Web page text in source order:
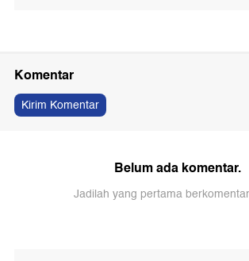
Komentar
Kirim Komentar
Belum ada komentar.
Jadilah yang pertama